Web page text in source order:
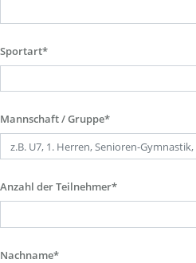
Sportart*
Mannschaft / Gruppe*
Anzahl der Teilnehmer*
Nachname*